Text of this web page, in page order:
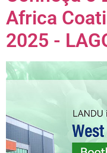
Africa
2025 -